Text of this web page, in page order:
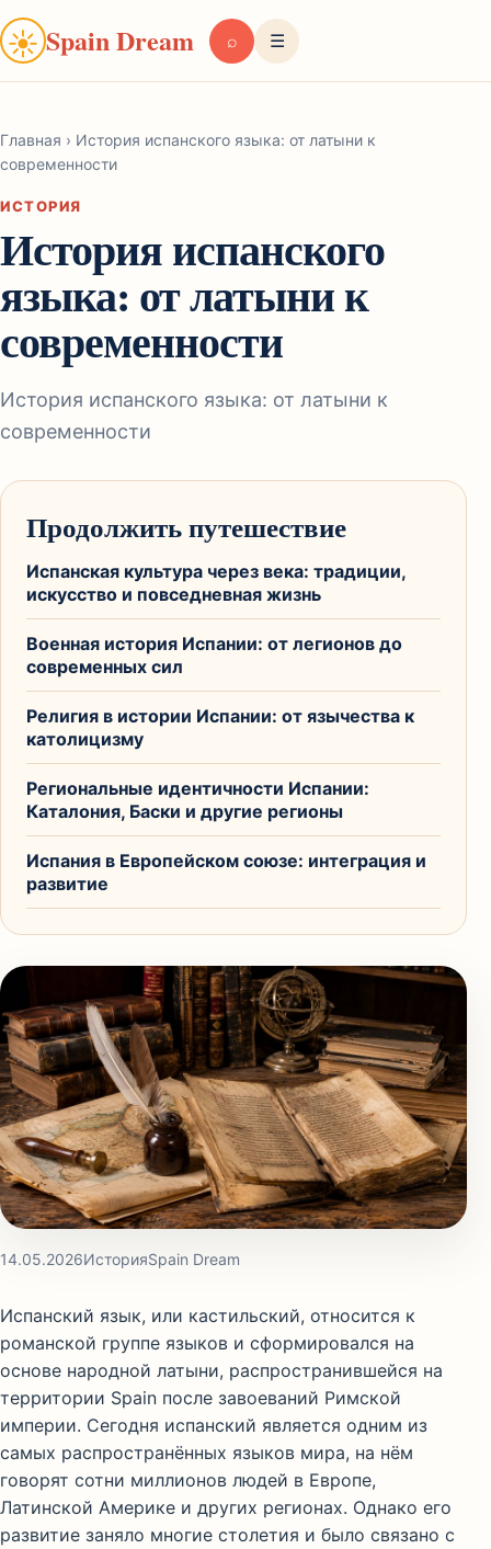
☀Spain Dream ⌕ ☰
Главная › История испанского языка: от латыни к
современности
ИСТОРИЯ
История испанского
языка: от латыни к
современности
История испанского языка: от латыни к
современности
14.05.2026ИсторияSpain Dream
Испанский язык, или кастильский, относится к
романской группе языков и сформировался на
основе народной латыни, распространившейся на
территории Spain после завоеваний Римской
империи. Сегодня испанский является одним из
самых распространённых языков мира, на нём
говорят сотни миллионов людей в Европе,
Латинской Америке и других регионах. Однако его
развитие заняло многие столетия и было связано с
Продолжить путешествие
Испанская культура через века: традиции,
искусство и повседневная жизнь
Военная история Испании: от легионов до
современных сил
Религия в истории Испании: от язычества к
католицизму
Региональные идентичности Испании:
Каталония, Баски и другие регионы
Испания в Европейском союзе: интеграция и
развитие